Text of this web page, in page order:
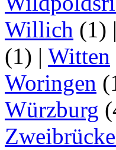
Willich (1) |
(1) | Witten
Woringen
Würzburg